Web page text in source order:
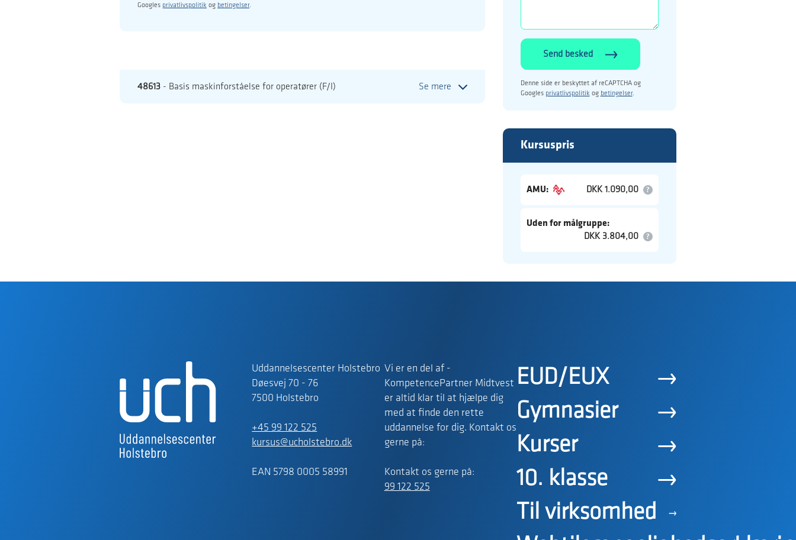
Googles privatlivspolitik og betingelser.
48613 - Basis maskinforståelse for operatører (F/I) Se mere
Send besked
Denne side er beskyttet af reCAPTCHA og
Googles privatlivspolitik og betingelser.
Kursuspris
AMU: DKK 1.090,00
Uden for målgruppe:
DKK 3.804,00
Uddannelsescenter Holstebro
Døesvej 70 - 76
7500 Holstebro
+45 99 122 525
kursus@ucholstebro.dk
EAN 5798 0005 58991
Vi er en del af -
KompetencePartner Midtvest
er altid klar til at hjælpe dig
med at finde den rette
uddannelse for dig. Kontakt os
gerne på:
Kontakt os gerne på:
99 122 525
EUD/EUX
Gymnasier
Kurser
10. klasse
Til virksomhed